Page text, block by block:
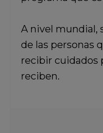
A nivel mundial,
de las personas
recibir cuidados
reciben.